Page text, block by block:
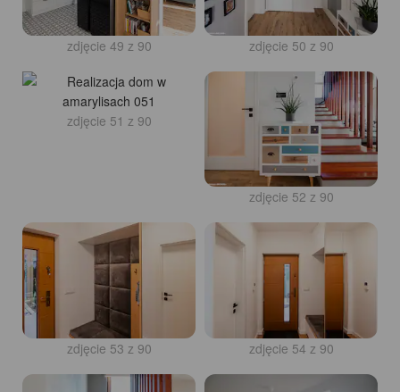
zdjęcie 49 z 90 zdjęcie 50 z 90
zdjęcie 51 z 90
zdjęcie 52 z 90
zdjęcie 53 z 90 zdjęcie 54 z 90